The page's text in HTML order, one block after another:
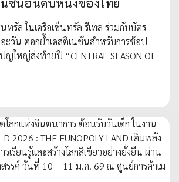
ทรัล ในเครือเซ็นทรัล รีเทล ร่วมกับบัตร
อะวัน ตอกย้ำเดสติเนชันสำหรับการช้อป
ใหญ่ส่งท้ายปี “CENTRAL SEASON OF